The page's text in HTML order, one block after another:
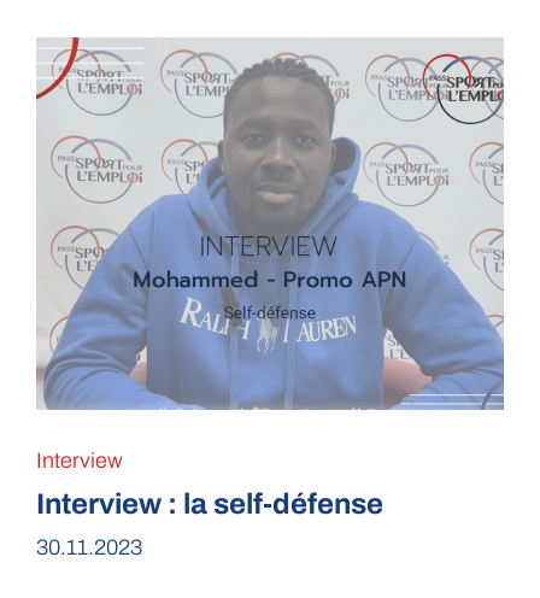
Interview
Interview : la self-défense
30.11.2023